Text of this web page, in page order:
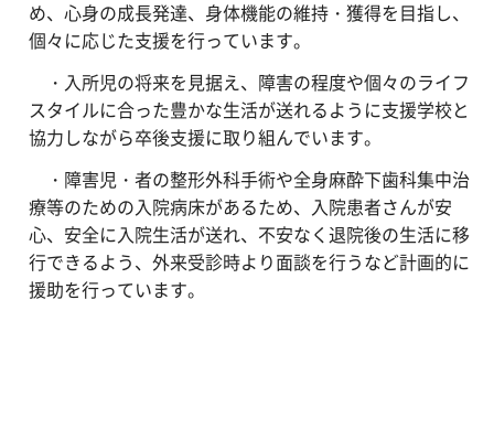
め、心身の成長発達、身体機能の維持・獲得を目指し、
個々に応じた支援を行っています。
・入所児の将来を見据え、障害の程度や個々のライフ
スタイルに合った豊かな生活が送れるように支援学校と
協力しながら卒後支援に取り組んでいます。
・障害児・者の整形外科手術や全身麻酔下歯科集中治
療等のための入院病床があるため、入院患者さんが安
心、安全に入院生活が送れ、不安なく退院後の生活に移
行できるよう、外来受診時より面談を行うなど計画的に
援助を行っています。